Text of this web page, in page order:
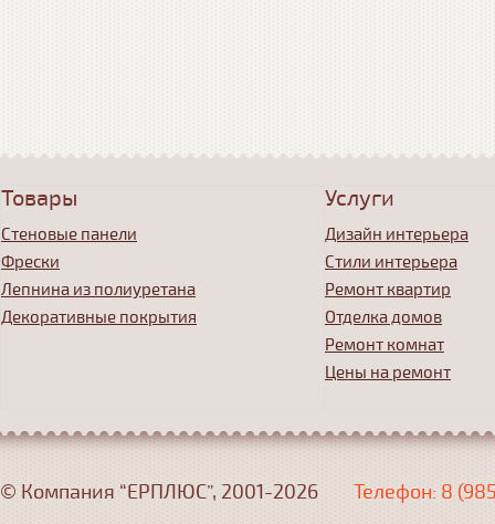
Товары
Стеновые панели
Фрески
Лепнина из полиуретана
Декоративные покрытия
Услуги
Дизайн интерьера
Стили интерьера
Ремонт квартир
Отделка домов
Ремонт комнат
Цены на ремонт
© Компания “ЕРПЛЮС”, 2001-2026 Телефон: 8